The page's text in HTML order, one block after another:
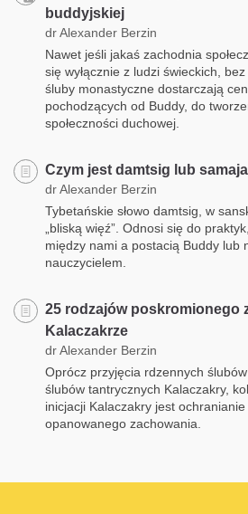
buddyjskiej
dr Alexander Berzin
Nawet jeśli jakaś zachodnia
się wyłącznie z ludzi świeckich,
śluby monastyczne dostarczają
pochodzących od Buddy, do
społeczności duchowej.
Czym jest damtsig lub
dr Alexander Berzin
Tybetańskie słowo damtsig, w
„bliską więź”. Odnosi się do
między nami a postacią Buddy lub
nauczycielem.
25 rodzajów poskromionego
Kalaczakrze
dr Alexander Berzin
Oprócz przyjęcia rdzennych
ślubów tantrycznych Kalaczakry,
inicjacji Kalaczakry jest
opanowanego zachowania.